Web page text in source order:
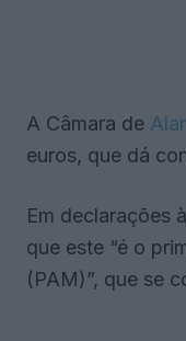
A Câmara de
euros, que dá
Em declarações
que este “é o
(PAM)”, que se